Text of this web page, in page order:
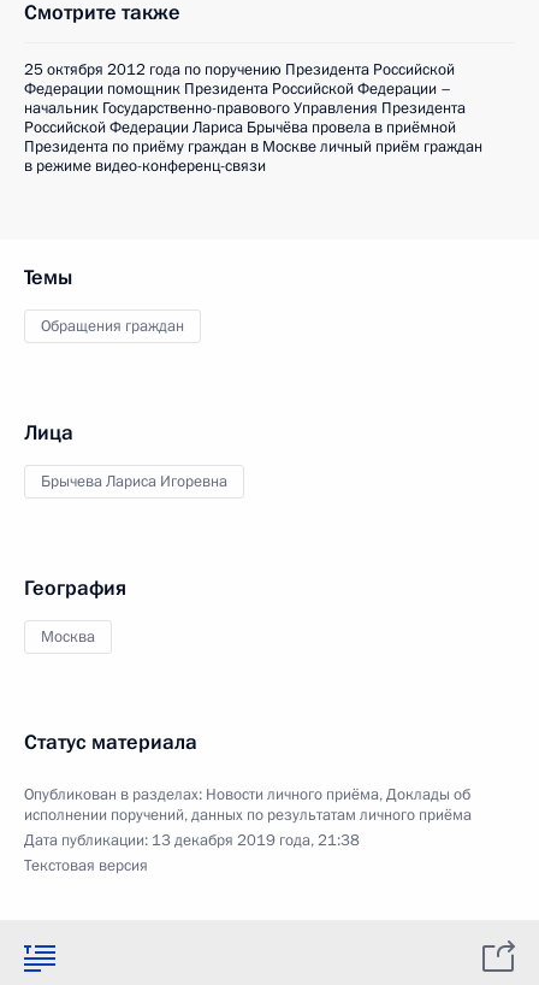
Смотрите также
25 октября 2012 года по поручению Президента Российской
Федерации помощник Президента Российской Федерации –
начальник Государственно-правового Управления Президента
Российской Федерации Лариса Брычёва провела в приёмной
Президента по приёму граждан в Москве личный приём граждан
в режиме видео-конференц-связи
Темы
Обращения граждан
Лица
Брычева Лариса Игоревна
География
Москва
Статус материала
Опубликован в разделах: Новости личного приёма,Доклады об
исполнении поручений, данных по результатам личного приёма
Дата публикации: 13 декабря 2019 года, 21:38
Текстовая версия